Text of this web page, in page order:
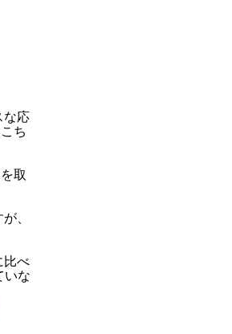
な応
ち
取
、
比べ
いな